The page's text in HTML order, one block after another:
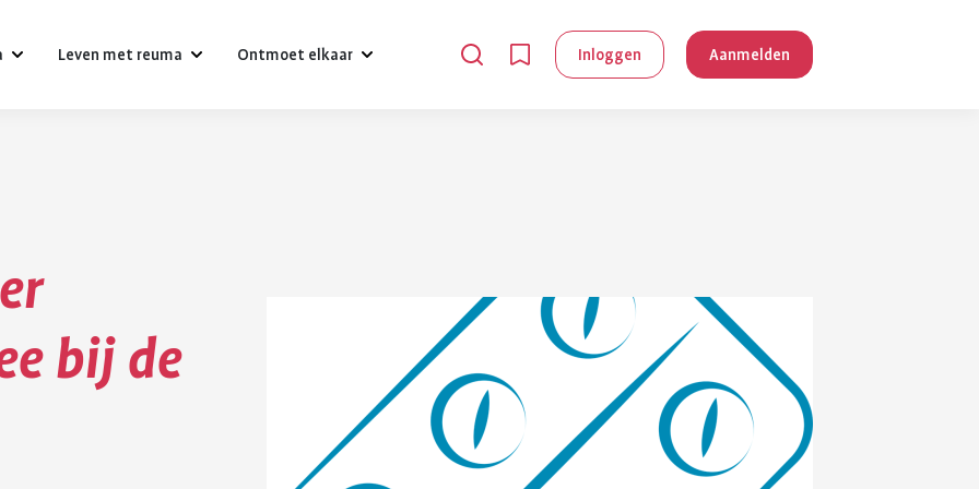
bij reuma
Je hebt gehoord dat je reuma
hebt. Dat is schrikken. Er
komt veel op je af. Je moet
wennen aan leven met
Leven met reuma
Werk
Voeding en
reuma
Gezonde voeding is
belangrijk voor je
gezondheid. Bij reuma kan
gezond eten helpen om je
Ontmoet elkaar Inloggen Aanmelden
bij de